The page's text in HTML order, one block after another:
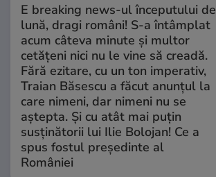
E breaking news-ul începutului de
lună, dragi români! S-a întâmplat
acum câteva minute și multor
cetățeni nici nu le vine să creadă.
Fără ezitare, cu un ton imperativ,
Traian Băsescu a făcut anunțul la
care nimeni, dar nimeni nu se
aștepta. Și cu atât mai puțin
susținătorii lui Ilie Bolojan! Ce a
spus fostul președinte al
României